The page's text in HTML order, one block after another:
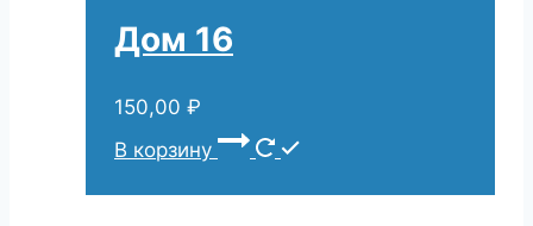
Дом 16
150,00 ₽
В корзину